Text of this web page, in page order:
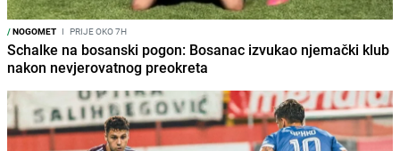
/NOGOMET I PRIJE OKO 7H
Schalke na bosanski pogon: Bosanac izvukao njemački klub
nakon nevjerovatnog preokreta